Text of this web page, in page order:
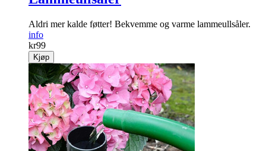
Aldri mer kalde føtter! Bekvemme og varme lammeullsåler.
info
kr99
Kjøp